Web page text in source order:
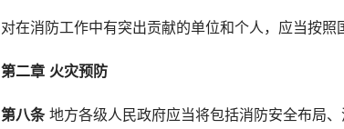
对在消防工作中有突出贡献的单位和个人，应当按照
第二章 火灾预防
第八条 地方各级人民政府应当将包括消防安全布局